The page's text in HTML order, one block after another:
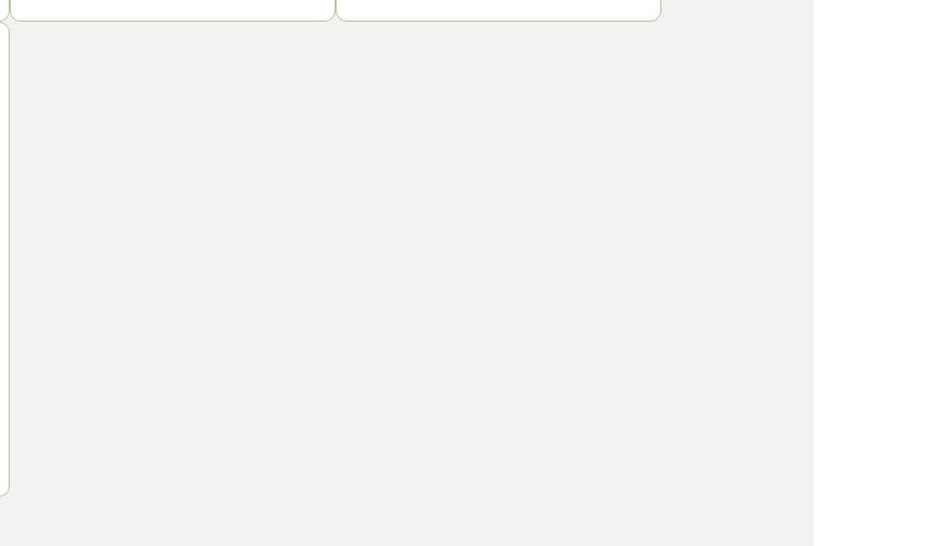
賛し、茨城県産のヒノキやスギで制作した